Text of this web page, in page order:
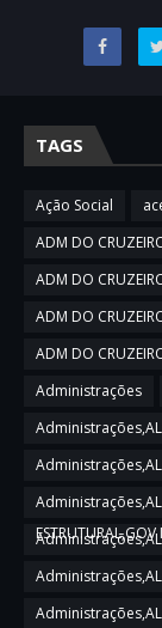
TAGS
Ação Social
ADM DO
ADM DO
ADM DO
ADM DO
Administrações
ESTRUTURAL,GOV